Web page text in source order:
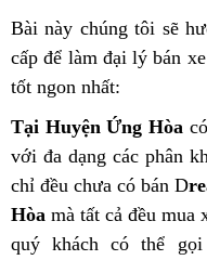
Bài này chúng tôi sẽ
cấp để làm đại lý bán xe
tốt ngon nhất:
Tại Huyện Ứng Hòa
với đa dạng các phân
chỉ đều chưa có bán D
Hòa mà tất cả đều
quý khách có thể